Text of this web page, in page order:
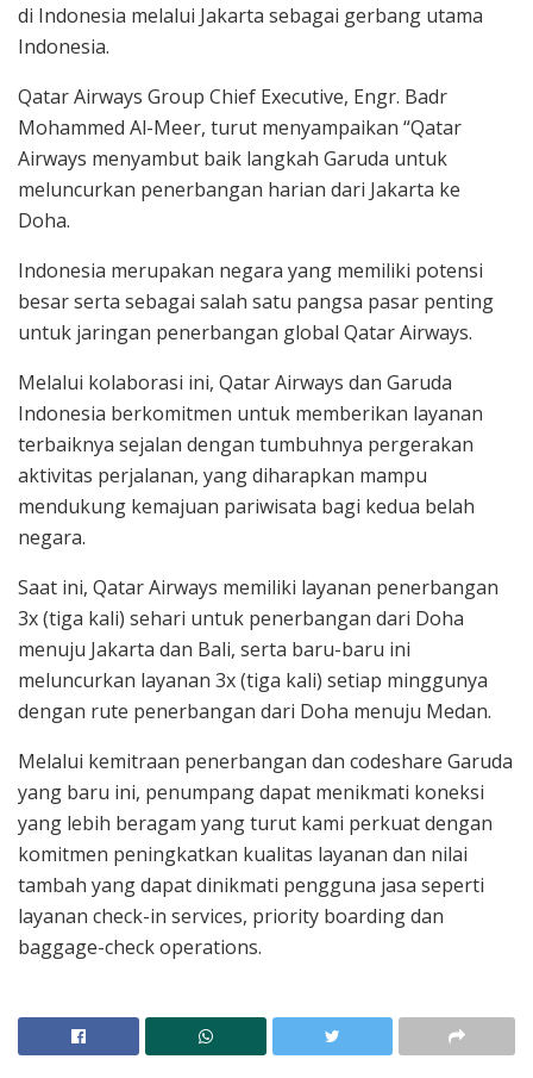
di Indonesia melalui Jakarta sebagai gerbang utama
Indonesia.
Qatar Airways Group Chief Executive, Engr. Badr
Mohammed Al-Meer, turut menyampaikan “Qatar
Airways menyambut baik langkah Garuda untuk
meluncurkan penerbangan harian dari Jakarta ke
Doha.
Indonesia merupakan negara yang memiliki potensi
besar serta sebagai salah satu pangsa pasar penting
untuk jaringan penerbangan global Qatar Airways.
Melalui kolaborasi ini, Qatar Airways dan Garuda
Indonesia berkomitmen untuk memberikan layanan
terbaiknya sejalan dengan tumbuhnya pergerakan
aktivitas perjalanan, yang diharapkan mampu
mendukung kemajuan pariwisata bagi kedua belah
negara.
Saat ini, Qatar Airways memiliki layanan penerbangan
3x (tiga kali) sehari untuk penerbangan dari Doha
menuju Jakarta dan Bali, serta baru-baru ini
meluncurkan layanan 3x (tiga kali) setiap minggunya
dengan rute penerbangan dari Doha menuju Medan.
Melalui kemitraan penerbangan dan codeshare Garuda
yang baru ini, penumpang dapat menikmati koneksi
yang lebih beragam yang turut kami perkuat dengan
komitmen peningkatkan kualitas layanan dan nilai
tambah yang dapat dinikmati pengguna jasa seperti
layanan check-in services, priority boarding dan
baggage-check operations.